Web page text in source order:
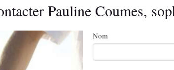
Pauline Coumes,
Nom